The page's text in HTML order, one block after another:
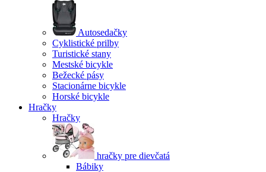
Autosedačky
Cyklistické prilby
Turistické stany
Mestské bicykle
Bežecké pásy
Stacionárne bicykle
Horské bicykle
Hračky
Hračky
hračky pre dievčatá
Bábiky